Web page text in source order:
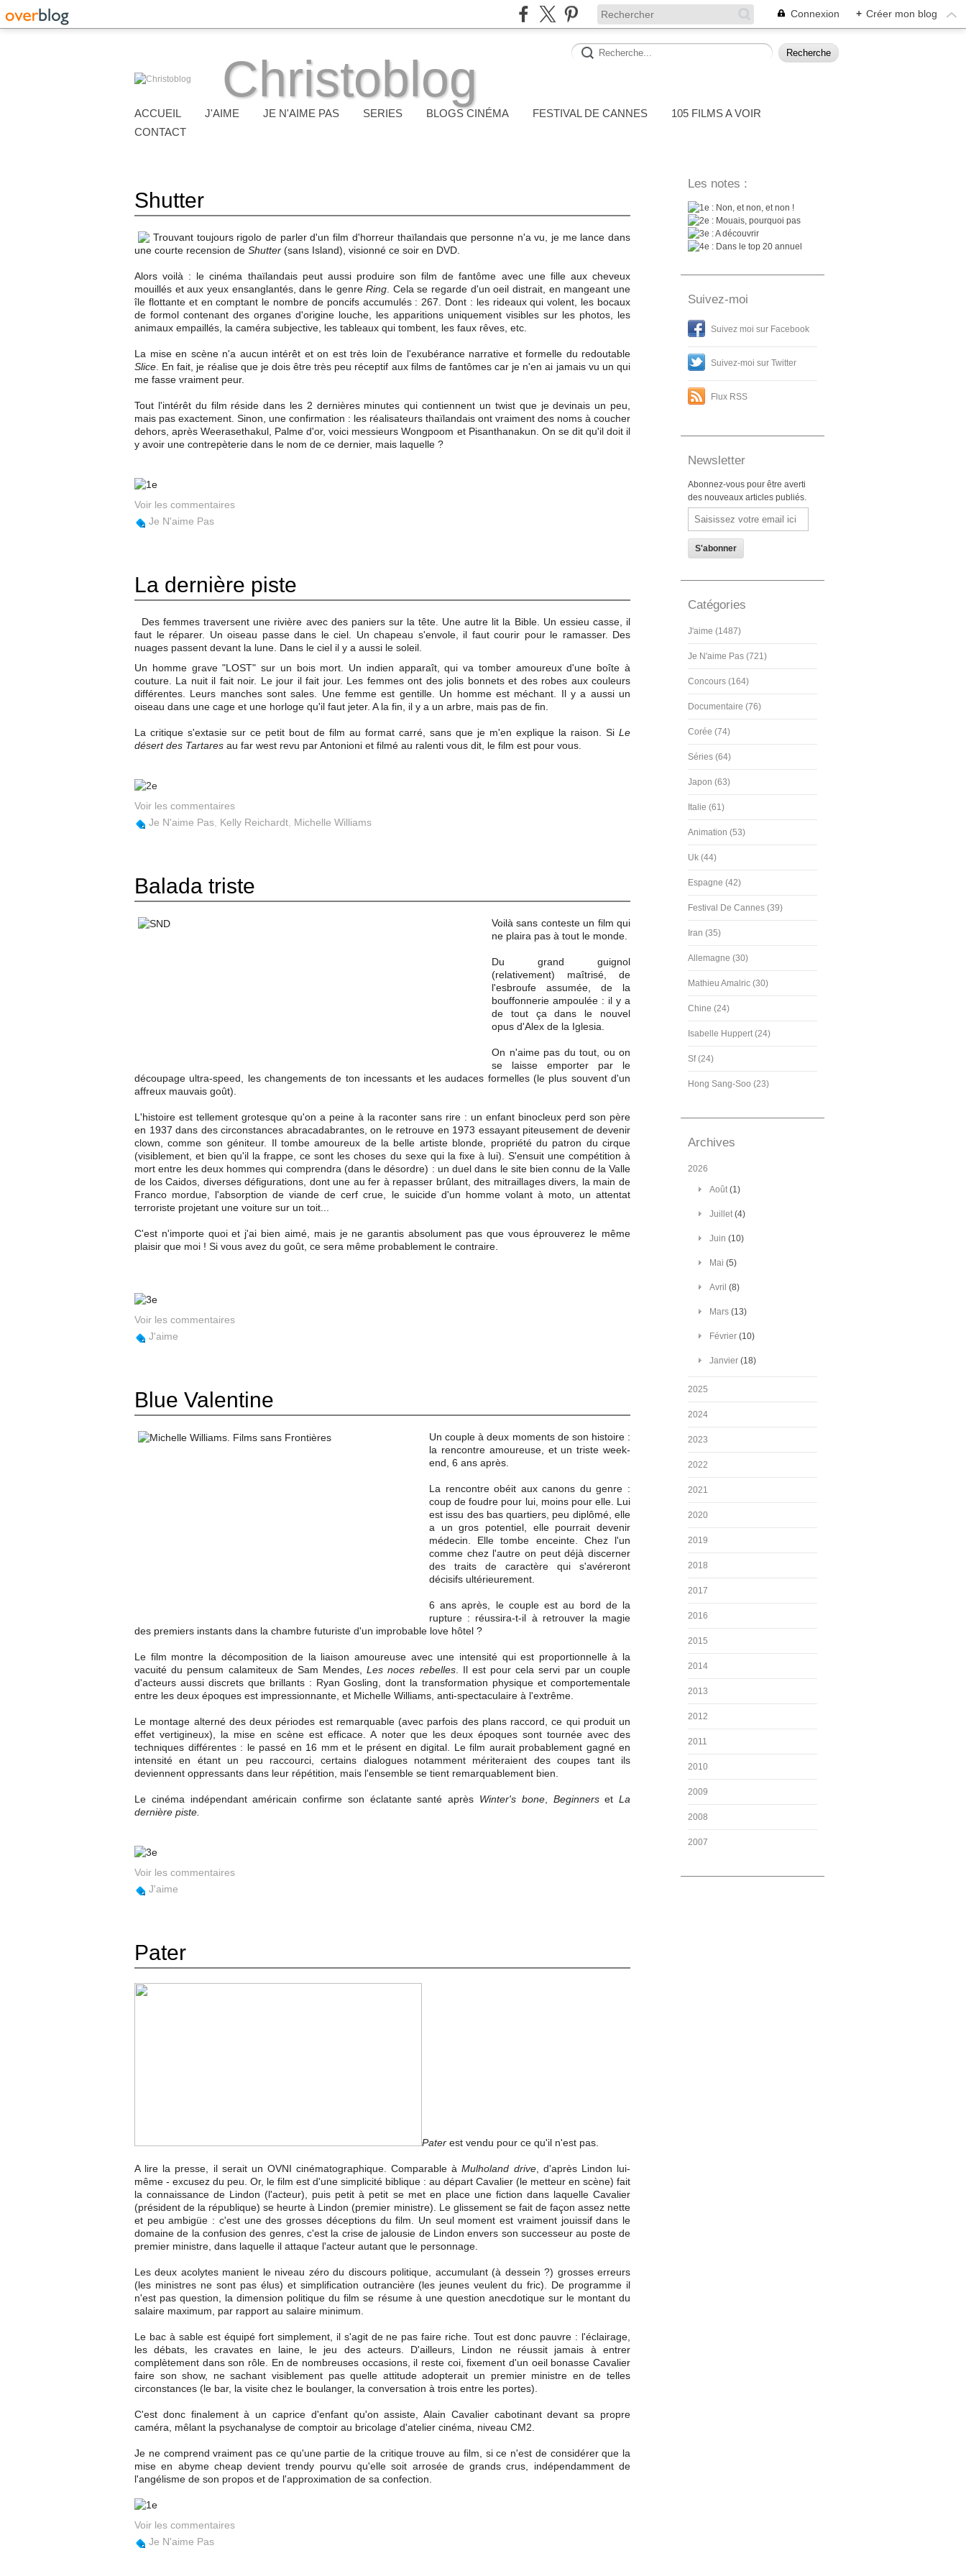
Connexion + Créer mon blog
Christoblog
ACCUEIL J'AIME JE N'AIME PAS SERIES BLOGS CINÉMA FESTIVAL DE CANNES
105 FILMS A VOIR
CONTACT
Shutter
Trouvant toujours rigolo de parler d'un film d'horreur thaïlandais que personne n'a vu, je me lance dans
une courte recension de Shutter (sans Island), visionné ce soir en DVD.
Alors voilà : le cinéma thaïlandais peut aussi produire son film de fantôme avec une fille aux cheveux
mouillés et aux yeux ensanglantés, dans le genreRing . Cela se regarde d'un oeil distrait, en mangeant une
île flottante et en comptant le nombre de poncifs accumulés : 267. Dont : les rideaux qui volent, les bocaux
de formol contenant des organes d'origine louche, les apparitions uniquement visibles sur les photos, les
animaux empaillés, la caméra subjective, les tableaux qui tombent, les faux rêves, etc.
La mise en scène n'a aucun intérêt et on est très loin de l'exubérance narrative et formelle du redoutable
Slice . En fait, je réalise que je dois être très peu réceptif aux films de fantômes car je n'en ai jamais vu un qui
me fasse vraiment peur.
Tout l'intérêt du film réside dans les 2 dernières minutes qui contiennent un twist que je devinais un peu,
mais pas exactement. Sinon, une confirmation : les réalisateurs thaïlandais ont vraiment des noms à coucher
dehors, après Weerasethakul, Palme d'or, voici messieurs Wongpoom et Pisanthanakun. On se dit qu'il doit il
y avoir une contrepèterie dans le nom de ce dernier, mais laquelle ?
Voir les commentaires
Je N'aime Pas
La dernière piste
Des femmes traversent une rivière avec des paniers sur la tête. Une autre lit la Bible. Un essieu casse, il
faut le réparer. Un oiseau passe dans le ciel. Un chapeau s'envole, il faut courir pour le ramasser. Des
nuages passent devant la lune. Dans le ciel il y a aussi le soleil.
Un homme grave "LOST" sur un bois mort. Un indien apparaît, qui va tomber amoureux d'une boîte à
couture. La nuit il fait noir. Le jour il fait jour. Les femmes ont des jolis bonnets et des robes aux couleurs
différentes. Leurs manches sont sales. Une femme est gentille. Un homme est méchant. Il y a aussi un
oiseau dans une cage et une horloge qu'il faut jeter. A la fin, il y a un arbre, mais pas de fin.
La critique s'extasie sur ce petit bout de film au format carré, sans que je m'en explique la raison. Si Le
désert des Tartares au far west revu par Antonioni et filmé au ralenti vous dit, le film est pour vous.
Voir les commentaires
Je N'aime Pas Kelly Reichardt Michelle Williams
Balada triste
Voilà sans conteste un film qui
ne plaira pas à tout le monde.
Du grand guignol
(relativement) maîtrisé, de
l'esbroufe assumée, de la
bouffonnerie ampoulée : il y a
de tout ça dans le nouvel
opus d'Alex de la Iglesia.
On n'aime pas du tout, ou on
se laisse emporter par le
découpage ultra-speed, les changements de ton incessants et les audaces formelles (le plus souvent d'un
affreux mauvais goût).
L'histoire est tellement grotesque qu'on a peine à la raconter sans rire : un enfant binocleux perd son père
en 1937 dans des circonstances abracadabrantes, on le retrouve en 1973 essayant piteusement de devenir
clown, comme son géniteur. Il tombe amoureux de la belle artiste blonde, propriété du patron du cirque
(visiblement, et bien qu'il la frappe, ce sont les choses du sexe qui la fixe à lui). S'ensuit une compétition à
mort entre les deux hommes qui comprendra (dans le désordre) : un duel dans le site bien connu de la Valle
de los Caidos, diverses défigurations, dont une au fer à repasser brûlant, des mitraillages divers, la main de
Franco mordue, l'absorption de viande de cerf crue, le suicide d'un homme volant à moto, un attentat
terroriste projetant une voiture sur un toit...
C'est n'importe quoi et j'ai bien aimé, mais je ne garantis absolument pas que vous éprouverez le même
plaisir que moi ! Si vous avez du goût, ce sera même probablement le contraire.
Voir les commentaires
J'aime
Blue Valentine
Un couple à deux moments de son histoire :
la rencontre amoureuse, et un triste week-
end, 6 ans après.
La rencontre obéit aux canons du genre :
coup de foudre pour lui, moins pour elle. Lui
est issu des bas quartiers, peu diplômé, elle
a un gros potentiel, elle pourrait devenir
médecin. Elle tombe enceinte. Chez l'un
comme chez l'autre on peut déjà discerner
des traits de caractère qui s'avéreront
décisifs ultérieurement.
6 ans après, le couple est au bord de la
rupture : réussira-t-il à retrouver la magie
des premiers instants dans la chambre futuriste d'un improbable love hôtel ?
Le film montre la décomposition de la liaison amoureuse avec une intensité qui est proportionnelle à la
vacuité du pensum calamiteux de Sam Mendes,Les noces rebelles. Il est pour cela servi par un couple
d'acteurs aussi discrets que brillants : Ryan Gosling, dont la transformation physique et comportementale
entre les deux époques est impressionnante, et Michelle Williams, anti-spectaculaire à l'extrême.
Le montage alterné des deux périodes est remarquable (avec parfois des plans raccord, ce qui produit un
effet vertigineux), la mise en scène est efficace. A noter que les deux époques sont tournée avec des
techniques différentes : le passé en 16 mm et le présent en digital. Le film aurait probablement gagné en
intensité en étant un peu raccourci, certains dialogues notamment mériteraient des coupes tant ils
deviennent oppressants dans leur répétition, mais l'ensemble se tient remarquablement bien.
Le cinéma indépendant américain confirme son éclatante santé après Winter's bone, BeginnersetLa
dernière piste.
Voir les commentaires
J'aime
Pater
Pater est vendu pour ce qu'il n'est pas.
A lire la presse, il serait un OVNI cinématographique. Comparable àMulholand drive, d'après Lindon lui-
même - excusez du peu. Or, le film est d'une simplicité biblique : au départ Cavalier (le metteur en scène) fait
la connaissance de Lindon (l'acteur), puis petit à petit se met en place une fiction dans laquelle Cavalier
(président de la république) se heurte à Lindon (premier ministre). Le glissement se fait de façon assez nette
et peu ambigüe : c'est une des grosses déceptions du film. Un seul moment est vraiment jouissif dans le
domaine de la confusion des genres, c'est la crise de jalousie de Lindon envers son successeur au poste de
premier ministre, dans laquelle il attaque l'acteur autant que le personnage.
Les deux acolytes manient le niveau zéro du discours politique, accumulant (à dessein ?) grosses erreurs
(les ministres ne sont pas élus) et simplification outrancière (les jeunes veulent du fric). De programme il
n'est pas question, la dimension politique du film se résume à une question anecdotique sur le montant du
salaire maximum, par rapport au salaire minimum.
Le bac à sable est équipé fort simplement, il s'agit de ne pas faire riche. Tout est donc pauvre : l'éclairage,
les débats, les cravates en laine, le jeu des acteurs. D'ailleurs, Lindon ne réussit jamais à entrer
complètement dans son rôle. En de nombreuses occasions, il reste coi, fixement d'un oeil bonasse Cavalier
faire son show, ne sachant visiblement pas quelle attitude adopterait un premier ministre en de telles
circonstances (le bar, la visite chez le boulanger, la conversation à trois entre les portes).
C'est donc finalement à un caprice d'enfant qu'on assiste, Alain Cavalier cabotinant devant sa propre
caméra, mêlant la psychanalyse de comptoir au bricolage d'atelier cinéma, niveau CM2.
Je ne comprend vraiment pas ce qu'une partie de la critique trouve au film, si ce n'est de considérer que la
mise en abyme cheap devient trendy pourvu qu'elle soit arrosée de grands crus, indépendamment de
l'angélisme de son propos et de l'approximation de sa confection.
Voir les commentaires
Je N'aime Pas
Les notes :
: Non, et non, et non !
: Mouais, pourquoi pas
: A découvrir
: Dans le top 20 annuel
Suivez-moi
Suivez moi sur Facebook
Suivez-moi sur Twitter
Flux RSS
Newsletter
Abonnez-vous pour être averti
des nouveaux articles publiés.
Email
Catégories
J'aime (1487)
Je N'aime Pas (721)
Concours (164)
Documentaire (76)
Corée (74)
Séries (64)
Japon (63)
Italie (61)
Animation (53)
Uk (44)
Espagne (42)
Festival De Cannes (39)
Iran (35)
Allemagne (30)
Mathieu Amalric (30)
Chine (24)
Isabelle Huppert (24)
Sf (24)
Hong Sang-Soo (23)
Archives
2026
Août(1)
Juillet(4)
Juin (10)
Mai (5)
Avril (8)
Mars (13)
Février (10)
Janvier (18)
2025
2024
2023
2022
2021
2020
2019
2018
2017
2016
2015
2014
2013
2012
2011
2010
2009
2008
2007